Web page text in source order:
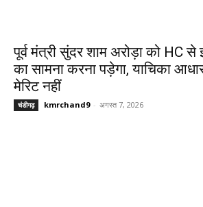
पूर्व मंत्री सुंदर शाम अरोड़ा को HC
का सामना करना पड़ेगा, याचिका
मेरिट नहीं
चंडीगढ़ kmrchand9 - अगस्त 7, 2026